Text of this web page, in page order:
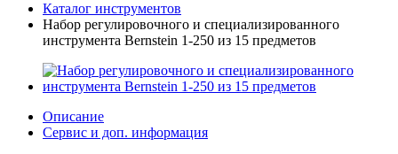
Каталог инструментов
Набор регулировочного и специализированного
инструмента Bernstein 1-250 из 15 предметов
Описание
Сервис и доп. информация